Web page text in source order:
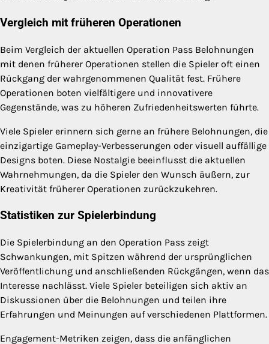
Vergleich mit früheren Operationen
Beim Vergleich der aktuellen Operation Pass Belohnungen
mit denen früherer Operationen stellen die Spieler oft einen
Rückgang der wahrgenommenen Qualität fest. Frühere
Operationen boten vielfältigere und innovativere
Gegenstände, was zu höheren Zufriedenheitswerten führte.
Viele Spieler erinnern sich gerne an frühere Belohnungen, die
einzigartige Gameplay-Verbesserungen oder visuell auffällige
Designs boten. Diese Nostalgie beeinflusst die aktuellen
Wahrnehmungen, da die Spieler den Wunsch äußern, zur
Kreativität früherer Operationen zurückzukehren.
Statistiken zur Spielerbindung
Die Spielerbindung an den Operation Pass zeigt
Schwankungen, mit Spitzen während der ursprünglichen
Veröffentlichung und anschließenden Rückgängen, wenn das
Interesse nachlässt. Viele Spieler beteiligen sich aktiv an
Diskussionen über die Belohnungen und teilen ihre
Erfahrungen und Meinungen auf verschiedenen Plattformen.
Engagement-Metriken zeigen, dass die anfänglichen